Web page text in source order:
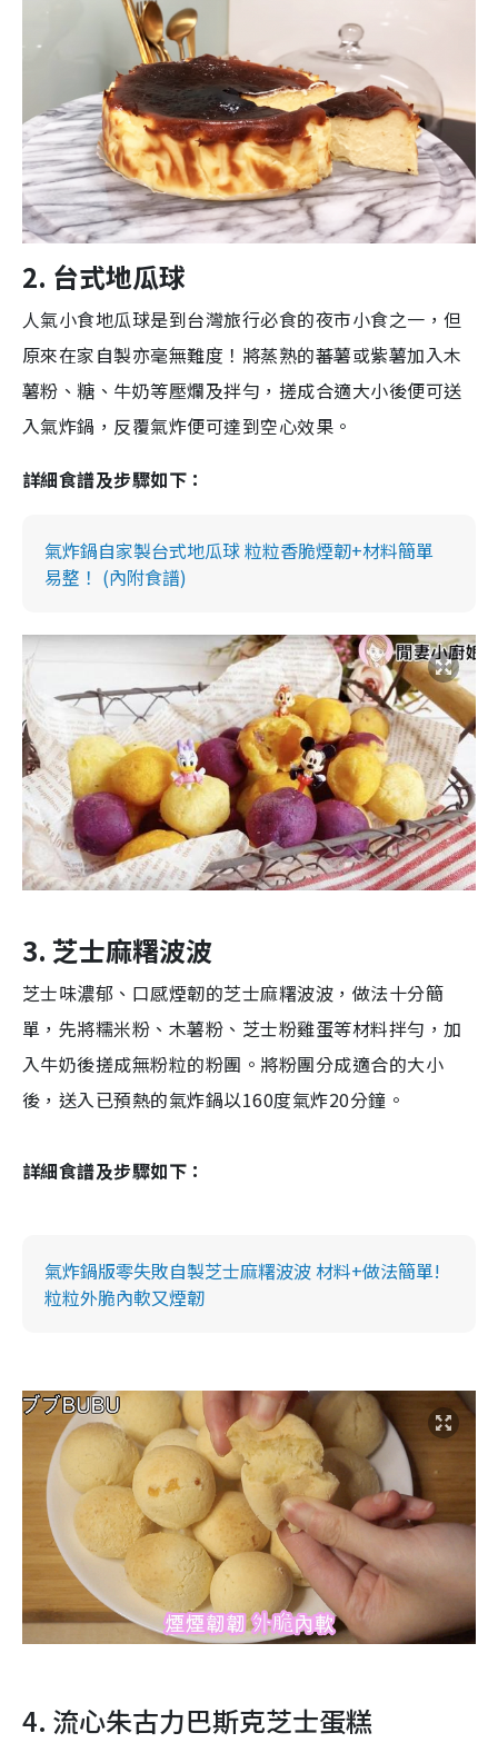
2. 台式地瓜球
人氣小食地瓜球是到台灣旅行必食的夜市小食之一，但
原來在家自製亦毫無難度！將蒸熟的蕃薯或紫薯加入木
薯粉、糖、牛奶等壓爛及拌勻，搓成合適大小後便可送
入氣炸鍋，反覆氣炸便可達到空心效果。
詳細食譜及步驟如下：
氣炸鍋自家製台式地瓜球 粒粒香脆煙韌+材料簡單
易整！ (內附食譜)
3. 芝士麻糬波波
芝士味濃郁、口感煙韌的芝士麻糬波波，做法十分簡
單，先將糯米粉、木薯粉、芝士粉雞蛋等材料拌勻，加
入牛奶後搓成無粉粒的粉團。將粉團分成適合的大小
後，送入已預熱的氣炸鍋以160度氣炸20分鐘。
詳細食譜及步驟如下：
氣炸鍋版零失敗自製芝士麻糬波波 材料+做法簡單!
粒粒外脆內軟又煙韌
4. 流心朱古力巴斯克芝士蛋糕